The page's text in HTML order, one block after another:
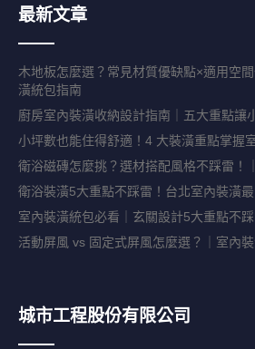
最新文章
木地板怎麼選？常見材質優缺點×適用空
潢統包指南
廚房室內裝潢收納設計指南｜五大重點讓
小坪數也能住得舒適！4 大裝潢重點掌握
衛浴磁磚怎麼挑？選材搭配風格不踩雷！
衛浴裝潢5大重點不踩雷！台北室內裝潢
室內裝潢統包必看｜玄關設計5大重點不
活動屏風 vs 固定式屏風怎麼選？｜室內
城市工程股份有限公司